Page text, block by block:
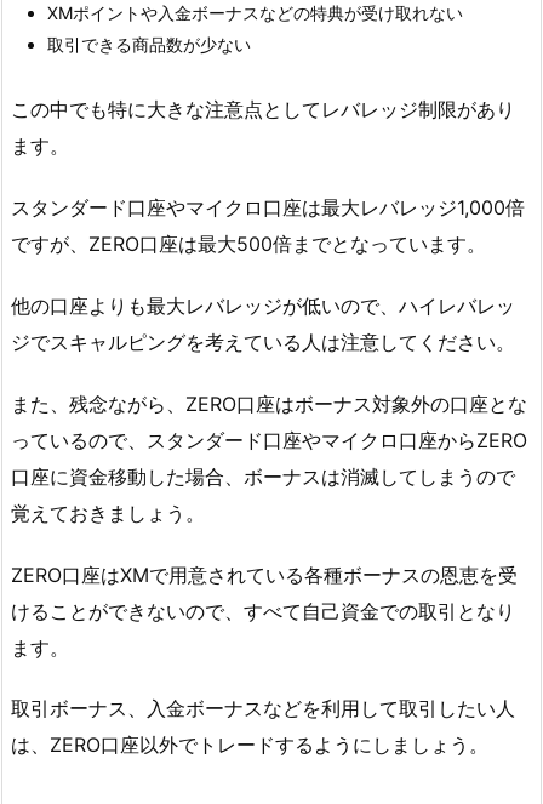
XMポイントや入金ボーナスなどの特典が受け取れない
取引できる商品数が少ない
この中でも特に大きな注意点としてレバレッジ制限があり
ます。
スタンダード口座やマイクロ口座は最大レバレッジ1,000倍
ですが、ZERO口座は最大500倍までとなっています。
他の口座よりも最大レバレッジが低いので、ハイレバレッ
ジでスキャルピングを考えている人は注意してください。
また、残念ながら、ZERO口座はボーナス対象外の口座とな
っているので、スタンダード口座やマイクロ口座からZERO
口座に資金移動した場合、ボーナスは消滅してしまうので
覚えておきましょう。
ZERO口座はXMで用意されている各種ボーナスの恩恵を受
けることができないので、すべて自己資金での取引となり
ます。
取引ボーナス、入金ボーナスなどを利用して取引したい人
は、ZERO口座以外でトレードするようにしましょう。